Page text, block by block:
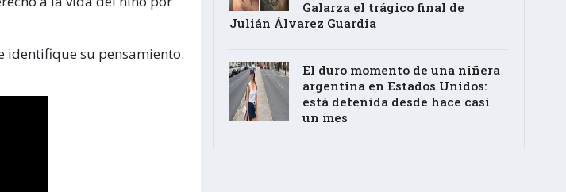
identifique su pensamiento.
Galarza el trágico final de
Julián Álvarez Guardia
El duro momento de una niñera
argentina en Estados Unidos:
está detenida desde hace casi
un mes